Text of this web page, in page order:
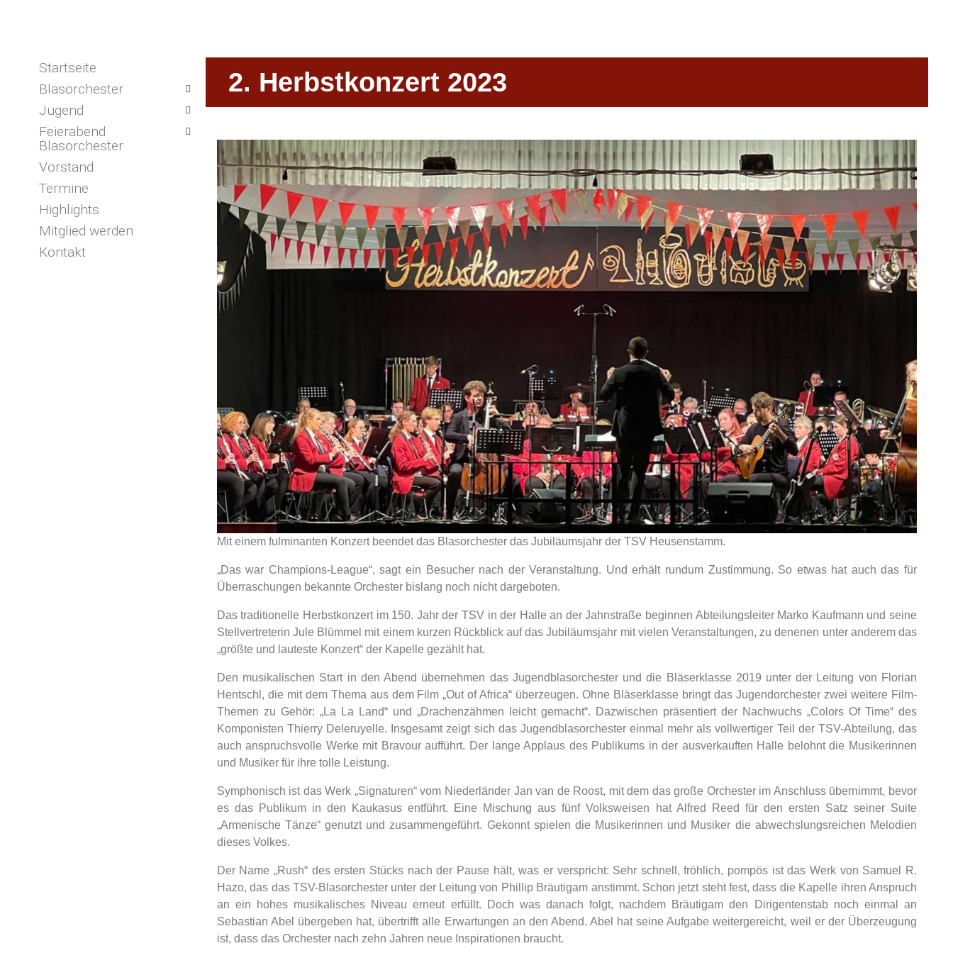
Startseite
Blasorchester
Jugend
Feierabend
Blasorchester
Vorstand
Termine
Highlights
Mitglied werden
Kontakt
2. Herbstkonzert 2023
Mit einem fulminanten Konzert beendet das Blasorchester das Jubiläumsjahr der TSV Heusenstamm.
„Das war Champions-League“, sagt ein Besucher nach der Veranstaltung. Und erhält rundum Zustimmung. So etwas hat auch das für
Überraschungen bekannte Orchester bislang noch nicht dargeboten.
Das traditionelle Herbstkonzert im 150. Jahr der TSV in der Halle an der Jahnstraße beginnen Abteilungsleiter Marko Kaufmann und seine
Stellvertreterin Jule Blümmel mit einem kurzen Rückblick auf das Jubiläumsjahr mit vielen Veranstaltungen, zu denenen unter anderem das
„größte und lauteste Konzert“ der Kapelle gezählt hat.
Den musikalischen Start in den Abend übernehmen das Jugendblasorchester und die Bläserklasse 2019 unter der Leitung von Florian
Hentschl, die mit dem Thema aus dem Film „Out of Africa“ überzeugen. Ohne Bläserklasse bringt das Jugendorchester zwei weitere Film-
Themen zu Gehör: „La La Land“ und „Drachenzähmen leicht gemacht“. Dazwischen präsentiert der Nachwuchs „Colors Of Time“ des
Komponisten Thierry Deleruyelle. Insgesamt zeigt sich das Jugendblasorchester einmal mehr als vollwertiger Teil der TSV-Abteilung, das
auch anspruchsvolle Werke mit Bravour aufführt. Der lange Applaus des Publikums in der ausverkauften Halle belohnt die Musikerinnen
und Musiker für ihre tolle Leistung.
Symphonisch ist das Werk „Signaturen“ vom Niederländer Jan van de Roost, mit dem das große Orchester im Anschluss übernimmt, bevor
es das Publikum in den Kaukasus entführt. Eine Mischung aus fünf Volksweisen hat Alfred Reed für den ersten Satz seiner Suite
„Armenische Tänze“ genutzt und zusammengeführt. Gekonnt spielen die Musikerinnen und Musiker die abwechslungsreichen Melodien
dieses Volkes.
Der Name „Rush“ des ersten Stücks nach der Pause hält, was er verspricht: Sehr schnell, fröhlich, pompös ist das Werk von Samuel R.
Hazo, das das TSV-Blasorchester unter der Leitung von Phillip Bräutigam anstimmt. Schon jetzt steht fest, dass die Kapelle ihren Anspruch
an ein hohes musikalisches Niveau erneut erfüllt. Doch was danach folgt, nachdem Bräutigam den Dirigentenstab noch einmal an
Sebastian Abel übergeben hat, übertrifft alle Erwartungen an den Abend. Abel hat seine Aufgabe weitergereicht, weil er der Überzeugung
ist, dass das Orchester nach zehn Jahren neue Inspirationen braucht.